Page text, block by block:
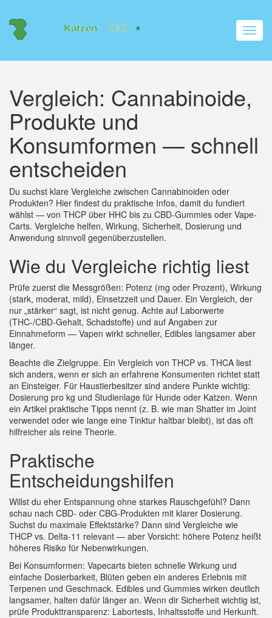
Vergleich: Cannabinoide,
Produkte und
Konsumformen — schnell
entscheiden
Du suchst klare Vergleiche zwischen Cannabinoiden oder
Produkten? Hier findest du praktische Infos, damit du fundiert
wählst — von THCP über HHC bis zu CBD-Gummies oder Vape-
Carts. Vergleiche helfen, Wirkung, Sicherheit, Dosierung und
Anwendung sinnvoll gegenüberzustellen.
Wie du Vergleiche richtig liest
Prüfe zuerst die Messgrößen: Potenz (mg oder Prozent), Wirkung
(stark, moderat, mild), Einsetzzeit und Dauer. Ein Vergleich, der
nur „stärker“ sagt, ist nicht genug. Achte auf Laborwerte
(THC-/CBD-Gehalt, Schadstoffe) und auf Angaben zur
Einnahmeform — Vapen wirkt schneller, Edibles langsamer aber
länger.
Beachte die Zielgruppe. Ein Vergleich von THCP vs. THCA liest
sich anders, wenn er sich an erfahrene Konsumenten richtet statt
an Einsteiger. Für Haustierbesitzer sind andere Punkte wichtig:
Dosierung pro kg und Studienlage für Hunde oder Katzen. Wenn
ein Artikel praktische Tipps nennt (z. B. wie man Shatter im Joint
verwendet oder wie lange eine Tinktur haltbar bleibt), ist das oft
hilfreicher als reine Theorie.
Praktische
Entscheidungshilfen
Willst du eher Entspannung ohne starkes Rauschgefühl? Dann
schau nach CBD- oder CBG-Produkten mit klarer Dosierung.
Suchst du maximale Effektstärke? Dann sind Vergleiche wie
THCP vs. Delta-11 relevant — aber Vorsicht: höhere Potenz heißt
höheres Risiko für Nebenwirkungen.
Bei Konsumformen: Vapecarts bieten schnelle Wirkung und
einfache Dosierbarkeit, Blüten geben ein anderes Erlebnis mit
Terpenen und Geschmack. Edibles und Gummies wirken deutlich
langsamer, halten dafür länger an. Wenn dir Sicherheit wichtig ist,
prüfe Produkttransparenz: Labortests, Inhaltsstoffe und Herkunft.